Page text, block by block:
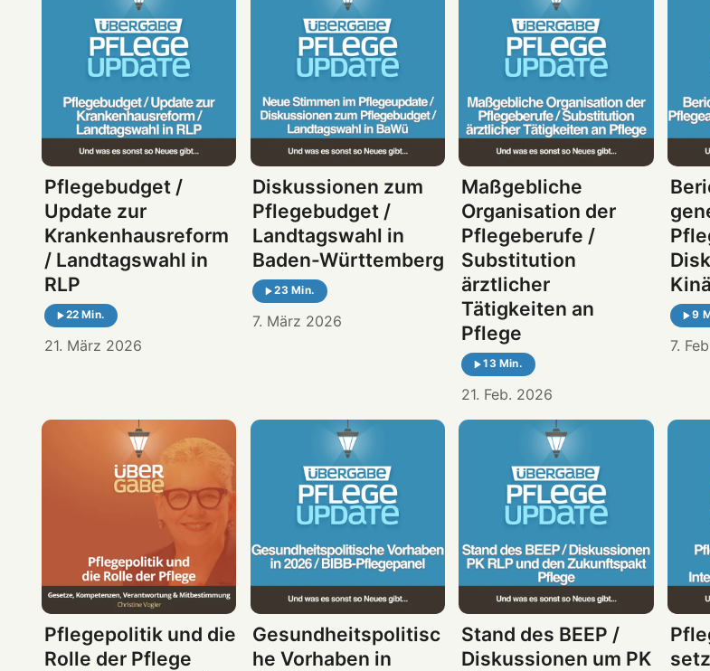
Pflegebudget /
Update zur
Krankenhausreform
/ Landtagswahl in
RLP
22 Min.
21. März 2026
Diskussionen zum
Pflegebudget /
Landtagswahl in
Baden-Württemberg
23 Min.
7. März 2026
Maßgebliche
Organisation der
Pflegeberufe /
Substitution
ärztlicher
Tätigkeiten an
Pflege
13 Min.
21. Feb. 2026
9
7.
Pflegepolitik und die
Rolle der Pflege
Gesundheitspolitisc
he Vorhaben in
Stand des BEEP /
Diskussionen um PK